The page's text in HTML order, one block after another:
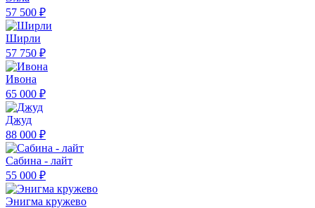
57 500 ₽
Ширли
57 750 ₽
Ивона
65 000 ₽
Джуд
88 000 ₽
Сабина - лайт
55 000 ₽
Энигма кружево